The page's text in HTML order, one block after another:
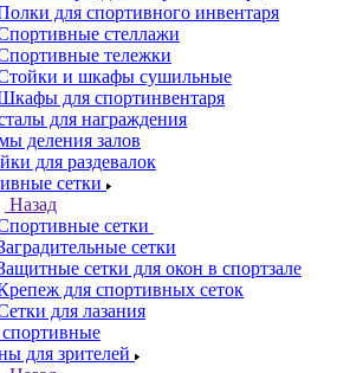
для спортивного инвентаря
стеллажи
тележки
и шкафы сушильные
для спортинвентаря
для награждения
деления залов
для раздевалок
сетки
Назад
сетки
сетки
сетки для окон в спортзале
для спортивных сеток
для лазания
для зрителей